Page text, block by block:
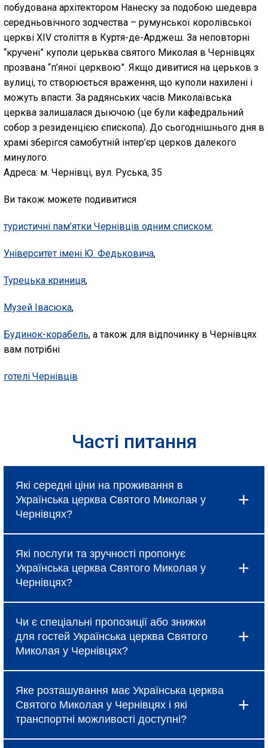
побудована архітектором Нанеску за подобою шедевра
середньовічного зодчества – румунської королівської
церкві XIV століття в Куртя-де-Арджеш. За неповторні
“кручені” куполи церьква святого Миколая в Чернівцях
прозвана “п’яної церквою”. Якщо дивитися на церьков з
вулиці, то створюється враження, що куполи нахилені і
можуть впасти. За радянських часів Миколаївська
церква залишалася дыючою (це були кафедральний
собор з резиденцією єпископа). До сьогоднішнього дня в
храмі зберігся самобутній інтер’єр церков далекого
минулого.
Адреса: м. Чернівці, вул. Руська, 35
Ви також можете подивитися
туристичні пам’ятки Чернівців одним списком:
Університет імені Ю. Федьковича,
Турецька криниця,
Музей Івасюка,
Будинок-корабель, а також для відпочинку в Чернівцях
вам потрібні
готелі Чернівців
Часті питання
Які середні ціни на проживання в
Українська церква Святого Миколая у
Чернівцях?
Чернівцях коливаються і залежать від
вибраного типу номеру, сезону та наявності
спеціальних пропозицій, про які можна
дізнатися під час бронювання.
Які послуги та зручності пропонує
Українська церква Святого Миколая у
Чернівцях?
безкоштовний Wi-Fi, щоденне прибирання та
сніданок (за тарифом). Крім того, в Українська
церква Святого Миколая у Чернівцях доступні
додаткові зручності: ресторан, бар, спа-салон,
фітнес-центр, конференц-зали та трансфер до
аеропорту.
Чи є спеціальні пропозиції або знижки
для гостей Українська церква Святого
Миколая у Чернівцях?
Чернівцях регулярно пропонує акційні тарифи,
знижки при ранньому бронюванні та спеціальні
пакети для сімейного відпочинку або бізнес-
поїздок. Для отримання актуальної інформації
Яке розташування має Українська церква
Святого Миколая у Чернівцях і які
транспортні можливості доступні?